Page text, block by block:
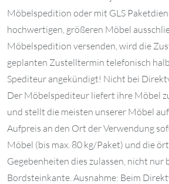
Möbelspedition oder mit GLS
hochwertigen, größeren Möbel
Möbelspedition versenden, wird die
geplanten Zustelltermin telefonisch
Spediteur angekündigt! Nicht bei
Der Möbelspediteur liefert ihre Möbel
und stellt die meisten unserer Möbel
Aufpreis an den Ort der Verwendung
Möbel (bis max. 80 kg/Paket) und die
Gegebenheiten dies zulassen, nicht nur
Bordsteinkante. Ausnahme: Beim